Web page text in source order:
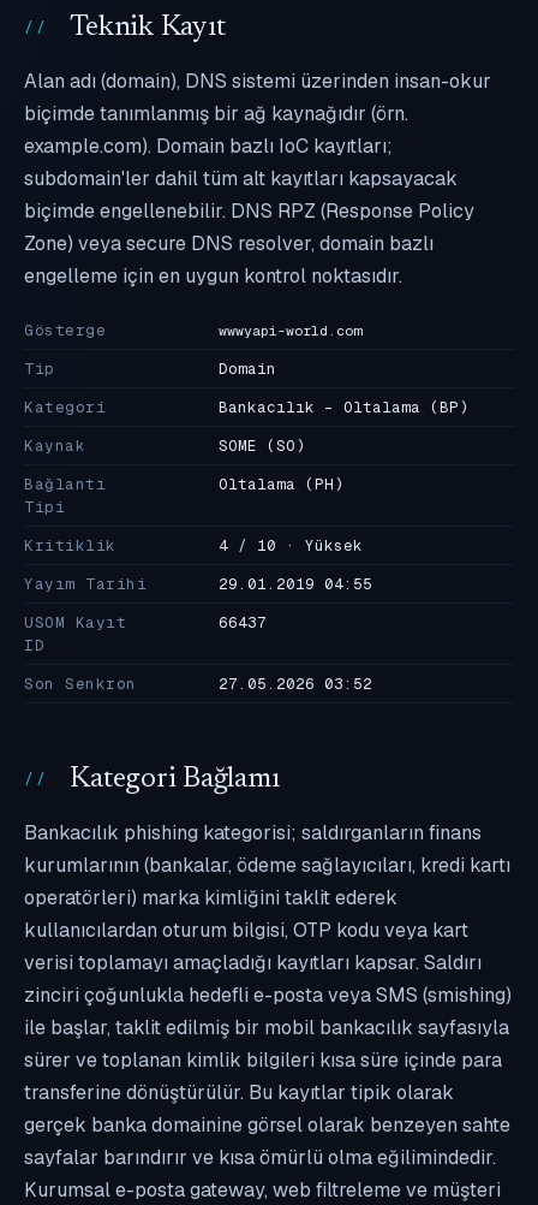
Teknik Kayıt
Alan adı (domain), DNS sistemi üzerinden insan-okur
biçimde tanımlanmış bir ağ kaynağıdır (örn.
example.com). Domain bazlı IoC kayıtları;
subdomain'ler dahil tüm alt kayıtları kapsayacak
biçimde engellenebilir. DNS RPZ (Response Policy
Zone) veya secure DNS resolver, domain bazlı
engelleme için en uygun kontrol noktasıdır.
Gösterge wwwyapi-world.com
Tip
Domain
Kategori
Bankacılık - Oltalama (BP)
Kaynak
SOME (SO)
Bağlantı
Tipi
Oltalama (PH)
Kritiklik
4 / 10 · Yüksek
Yayım Tarihi
29.01.2019 04:55
USOM Kayıt
ID
66437
Son Senkron 27.05.2026 03:52
Kategori Bağlamı
Bankacılık phishing kategorisi; saldırganların finans
kurumlarının (bankalar, ödeme sağlayıcıları, kredi kartı
operatörleri) marka kimliğini taklit ederek
kullanıcılardan oturum bilgisi, OTP kodu veya kart
verisi toplamayı amaçladığı kayıtları kapsar. Saldırı
zinciri çoğunlukla hedefli e-posta veya SMS (smishing)
ile başlar, taklit edilmiş bir mobil bankacılık sayfasıyla
sürer ve toplanan kimlik bilgileri kısa süre içinde para
transferine dönüştürülür. Bu kayıtlar tipik olarak
gerçek banka domainine görsel olarak benzeyen sahte
sayfalar barındırır ve kısa ömürlü olma eğilimindedir.
Kurumsal e-posta gateway, web filtreleme ve müşteri